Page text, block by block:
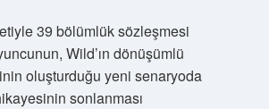
39 bölümlük sözleşmesi
Wild’ın dönüşümlü
oluşturduğu yeni senaryoda
sonlanması